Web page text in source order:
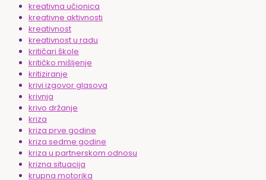
kreativna učionica
kreativne aktivnosti
kreativnost
kreativnost u radu
kritičari škole
kritičko mišljenje
kritiziranje
krivi izgovor glasova
krivnja
krivo držanje
kriza
kriza prve godine
kriza sedme godine
kriza u partnerskom odnosu
krizna situacija
krupna motorika